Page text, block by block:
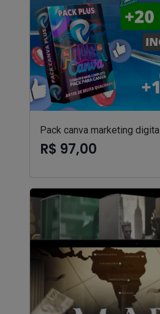
Pack canva marketing digital
R$ 97,00